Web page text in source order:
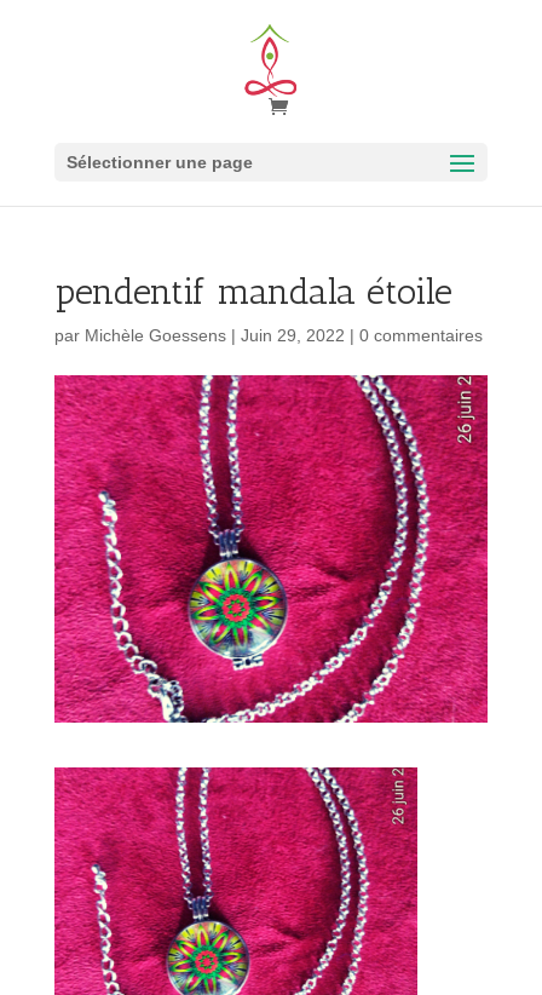
Sélectionner une page
pendentif mandala étoile
par Michèle Goessens| Juin 29, 2022 | 0 commentaires